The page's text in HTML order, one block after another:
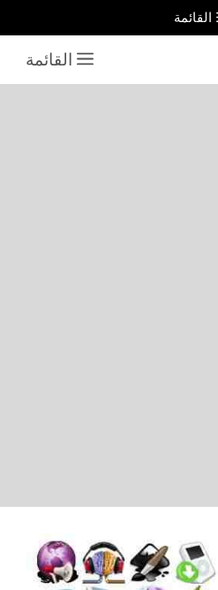
القائمة
القائمة